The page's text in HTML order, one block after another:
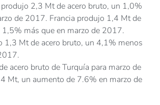
2,3 Mt de acero bruto, un 1,0%
de 2017. Francia produjo 1,4 Mt de
1,5% más que en marzo de 2017.
1,3 Mt de acero bruto, un 4,1% menos
acero bruto de Turquía para marzo de
Mt, un aumento de 7.6% en marzo de